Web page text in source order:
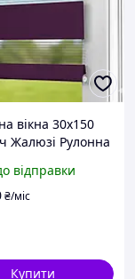
вікна 30х150
Жалюзі Рулонна
штори
D-209
300мм
відправки
₴/міс
Купити